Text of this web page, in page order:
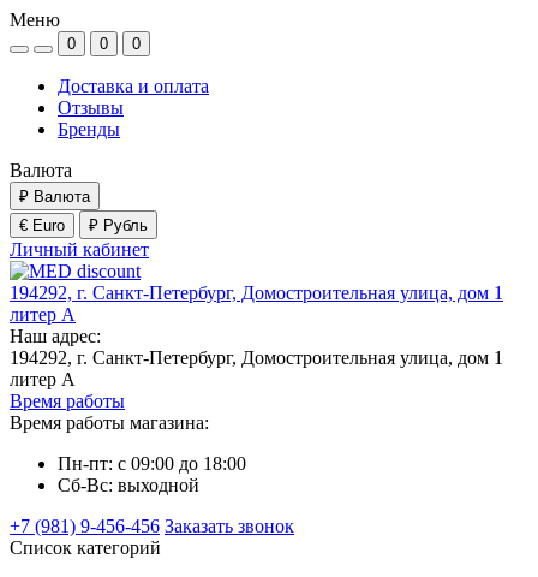
Меню
0 0 0
Доставка и оплата
Отзывы
Бренды
Валюта
₽ Валюта
€ Euro
₽ Рубль
Личный кабинет
194292, г. Санкт-Петербург, Домостроительная улица, дом 1
литер А
Наш адрес:
194292, г. Санкт-Петербург, Домостроительная улица, дом 1
литер А
Время работы
Время работы магазина:
Пн-пт: с 09:00 до 18:00
Сб-Вс: выходной
+7 (981) 9-456-456 Заказать звонок
Список категорий